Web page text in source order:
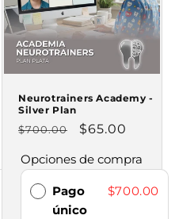
Neurotrainers Academy -
Silver Plan
Regular
$700.00
Sale
$65.00
Opciones de compra
Pago
único
$700.00